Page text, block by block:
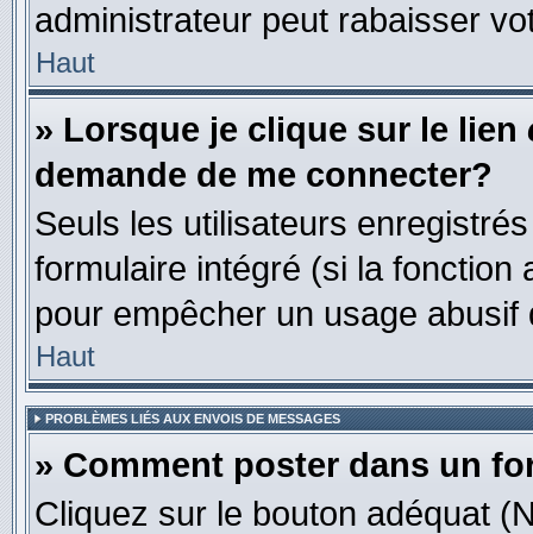
administrateur peut rabaisser
Haut
» Lorsque je clique sur le lien
demande de me connecter?
Seuls les utilisateurs
formulaire intégré (si la fonction
pour empêcher un usage
Haut
PROBLÈMES LIÉS AUX ENVOIS DE MESSAGES
» Comment poster dans un
Cliquez sur le bouton adéquat